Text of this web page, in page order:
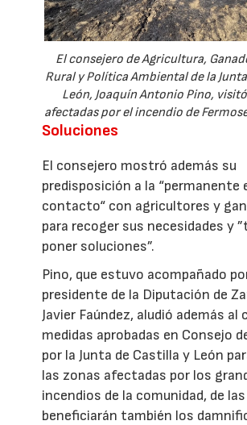
El consejero de Agricultura,
Rural y Política Ambiental de la
León, Joaquín Antonio Pino,
afectadas por el incendio de
Soluciones
El consejero mostró además su
predisposición a la “permanente
contacto“ con agricultores y
para recoger sus necesidades y
poner soluciones”.
Pino, que estuvo acompañado
presidente de la Diputación de
Javier Faúndez, aludió además al
medidas aprobadas en Consejo
por la Junta de Castilla y León
las zonas afectadas por los
incendios de la comunidad, de
beneficiarán también los